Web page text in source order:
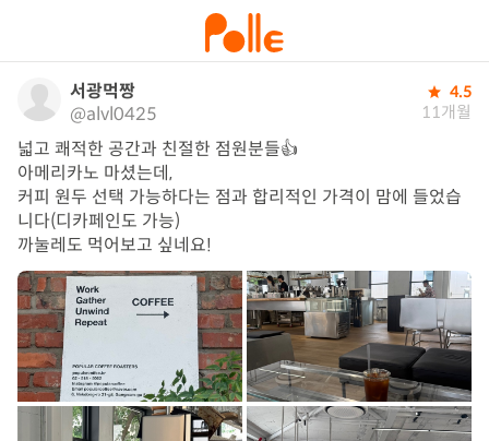
서광먹짱
@alvl0425
4.5
11개월
넓고 쾌적한 공간과 친절한 점원분들👍
아메리카노 마셨는데,
커피 원두 선택 가능하다는 점과 합리적인 가격이 맘에 들었습
니다(디카페인도 가능)
까눌레도 먹어보고 싶네요!